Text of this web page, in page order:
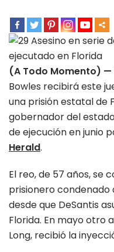
(A Todo Momento) —
Bowles recibirá este
una prisión estatal de
gobernador del
de ejecución en junio
Herald.
El reo, de 57 años, se
prisionero
desde que DeSantis
Florida. En mayo otro
Long, recibió la